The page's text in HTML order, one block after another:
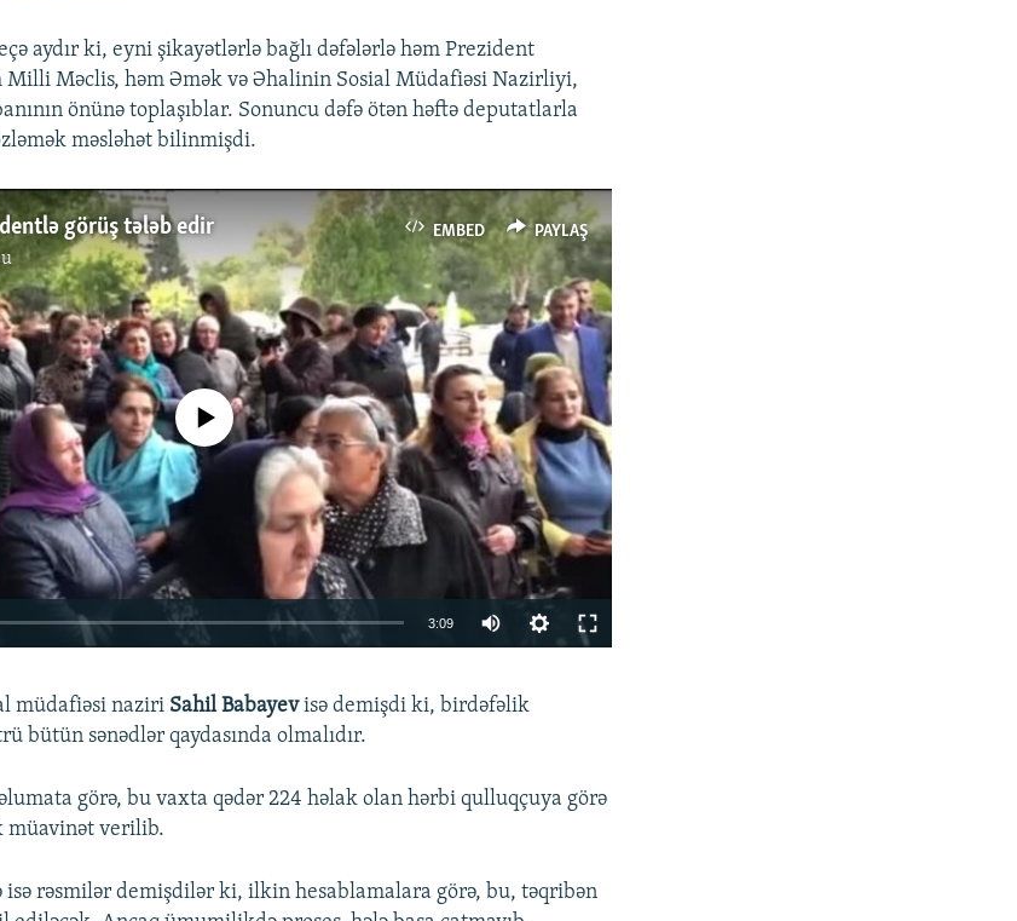
aydır ki, eyni şikayətlərlə bağlı dəfələrlə həm Prezident
Milli Məclis, həm Əmək və Əhalinin Sosial Müdafiəsi Nazirliyi,
önünə toplaşıblar. Sonuncu dəfə ötən həftə deputatlarla
məsləhət bilinmişdi.
EMBED PAYLAŞ
görüş tələb edir
No media source currently available
3:09
müdafiəsi naziri Sahil Babayevisə demişdi ki, birdəfəlik
bütün sənədlər qaydasında olmalıdır.
görə, bu vaxta qədər 224 həlak olan hərbi qulluqçuya görə
müavinət verilib.
isə rəsmilər demişdilər ki, ilkin hesablamalara görə, bu, təqribən